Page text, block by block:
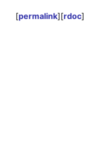
[permalink][rdoc]